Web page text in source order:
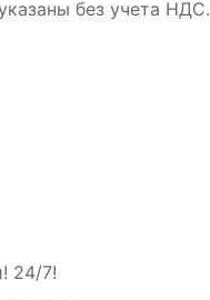
без учета НДС.
24/7!